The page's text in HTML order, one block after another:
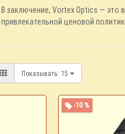
В заключение, Vortex Optics — это
привлекательной ценовой
Показывать: 15
-10 %